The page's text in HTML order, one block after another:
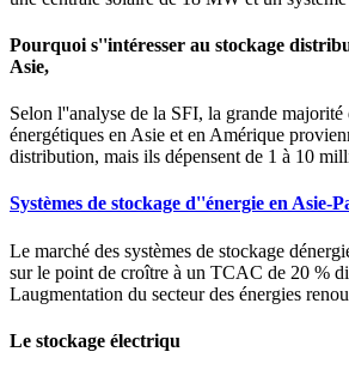
Pourquoi s''intéresser au stockage
Asie,
Selon l''analyse de la SFI, la grande majorité
énergétiques en Asie et en Amérique
distribution, mais ils dépensent de 1 à 10
Systèmes de stockage d''énergie en Asie-
Le marché des systèmes de stockage
sur le point de croître à un TCAC de 20 %
Laugmentation du secteur des énergies
Le stockage électriqu